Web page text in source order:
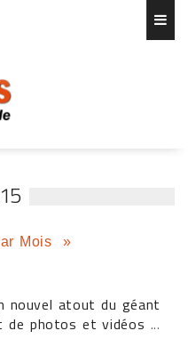
Mois
»
nouvel atout du géant
de photos et vidéos ...